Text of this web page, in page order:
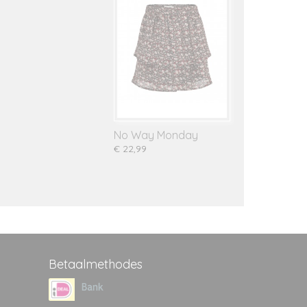
No Way Monday
€ 22,99
Betaalmethodes